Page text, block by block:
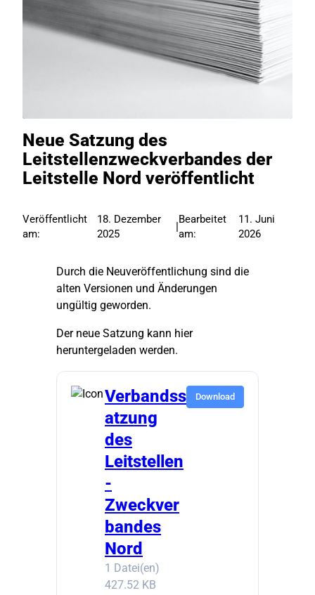
Neue Satzung des
Leitstellenzweckverbandes der
Leitstelle Nord veröffentlicht
Veröffentlicht
am:
18. Dezember
2025
|
Bearbeitet
am:
11. Juni
2026
Durch die Neuveröffentlichung sind die
alten Versionen und Änderungen
ungültig geworden.
Der neue Satzung kann hier
heruntergeladen werden.
Verbandss
atzung
des
Leitstellen
-
Zweckver
bandes
Nord
1 Datei(en)
427.52 KB
Download